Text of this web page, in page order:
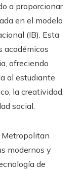
a proporcionar
en el modelo
(IB). Esta
académicos
ofreciendo
al estudiante
la creatividad,
social.
Metropolitan
modernos y
de